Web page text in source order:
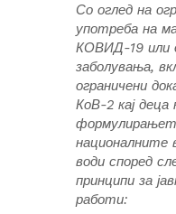
Со оглед на
употреба на
КОВИД-19 или
заболувања,
ограничени
КоВ-2 кај деца
националните
води според
принципи за
работи: